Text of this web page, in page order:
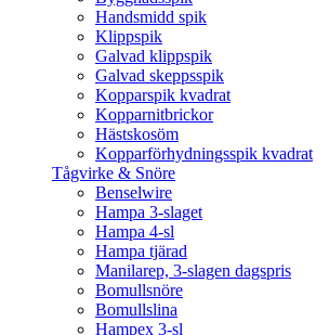
Handsmidd spik
Klippspik
Galvad klippspik
Galvad skeppsspik
Kopparspik kvadrat
Kopparnitbrickor
Hästskosöm
Kopparförhydningsspik kvadrat
Tågvirke & Snöre
Benselwire
Hampa 3-slaget
Hampa 4-sl
Hampa tjärad
Manilarep, 3-slagen dagspris
Bomullsnöre
Bomullslina
Hampex 3-sl